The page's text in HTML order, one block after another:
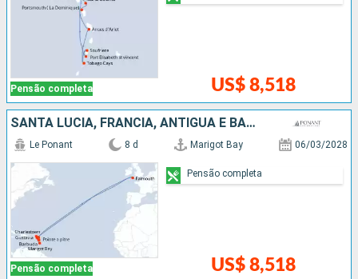
Pensão completa US$ 8,518
SANTA LUCIA, FRANCIA, ANTIGUA E BARBUDA
Pensão completa
Le Ponant 8 d Marigot Bay 06/03/2028
US$ 8,518
Pensão completa